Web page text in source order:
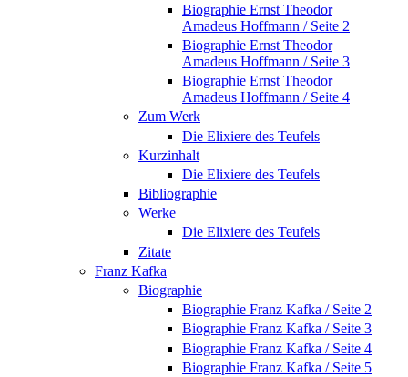
Biographie Ernst Theodor
Amadeus Hoffmann / Seite 2
Biographie Ernst Theodor
Amadeus Hoffmann / Seite 3
Biographie Ernst Theodor
Amadeus Hoffmann / Seite 4
Zum Werk
Die Elixiere des Teufels
Kurzinhalt
Die Elixiere des Teufels
Bibliographie
Werke
Die Elixiere des Teufels
Zitate
Franz Kafka
Biographie
Biographie Franz Kafka / Seite 2
Biographie Franz Kafka / Seite 3
Biographie Franz Kafka / Seite 4
Biographie Franz Kafka / Seite 5